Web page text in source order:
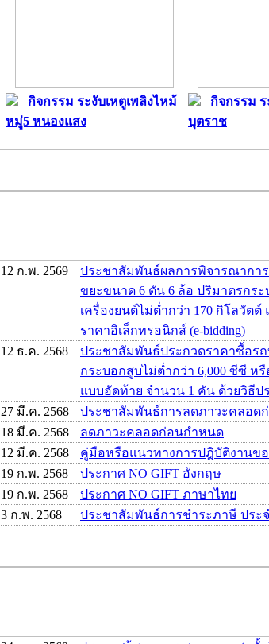
กิจกรรม ระงับเหตูเพลิงไหม้
หมู่5 หนองแสง
กิจกรรม
บุตราช
12 ก.พ. 2569
ประชาสัมพันธ์ผลการพิจารณากา
ขยะขนาด 6 ตัน 6 ล้อ ปริมาตรกร
เครื่องยนต์ไม่ต่ำกว่า 170 กิโลวัต
ราคาอิเล็กทรอนิกส์ (e-bidding)
12 ธ.ค. 2568
ประชาสัมพันธ์ประกวดราคาซื้อร
กระบอกสูบไม่ต่ำกว่า 6,000 ซีซี ห
แบบอัดท้าย จำนวน 1 คัน ด้วยวิธีป
27 มี.ค. 2568
ประชาสัมพันธ์การลดภาวะคลอด
18 มี.ค. 2568
ลดภาวะคลอดก่อนกำหนด
12 มี.ค. 2568
คู่มือหรือแนวทางการปฎิบัติงานขอ
19 ก.พ. 2568
ประกาศ NO GIFT อังกฤษ
19 ก.พ. 2568
ประกาศ NO GIFT ภาษาไทย
3 ก.พ. 2568
ประชาสัมพันธ์การชำระภาษี ประจ